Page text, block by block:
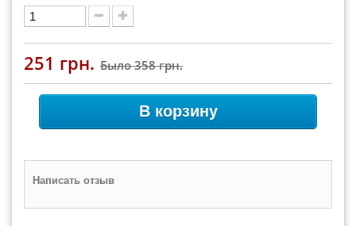
251 грн. Было358 грн.
В корзину
Написать отзыв